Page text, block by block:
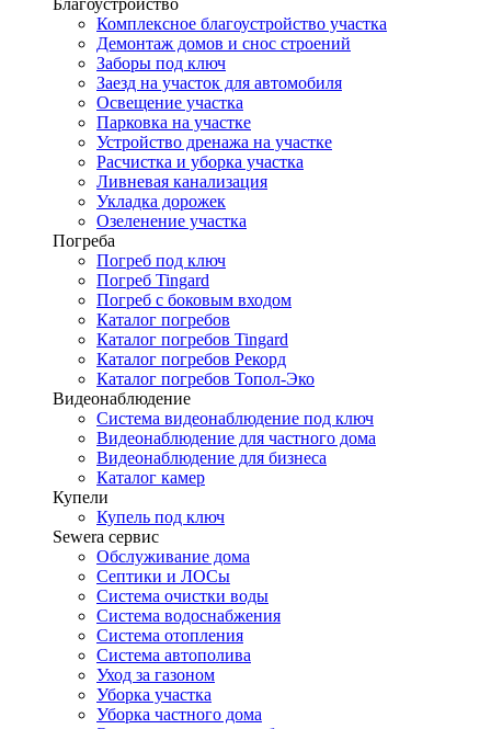
Комплексное благоустройство участка
Демонтаж домов и снос строений
Заборы под ключ
Заезд на участок для автомобиля
Освещение участка
Парковка на участке
Устройство дренажа на участке
Расчистка и уборка участка
Ливневая канализация
Укладка дорожек
Озеленение участка
Погреба
Погреб под ключ
Погреб Tingard
Погреб с боковым входом
Каталог погребов
Каталог погребов Tingard
Каталог погребов Рекорд
Каталог погребов Топол-Эко
Видеонаблюдение
Система видеонаблюдение под ключ
Видеонаблюдение для частного дома
Видеонаблюдение для бизнеса
Каталог камер
Купели
Купель под ключ
Sewera сервис
Обслуживание дома
Септики и ЛОСы
Система очистки воды
Система водоснабжения
Система отопления
Система автополива
Уход за газоном
Уборка участка
Уборка частного дома